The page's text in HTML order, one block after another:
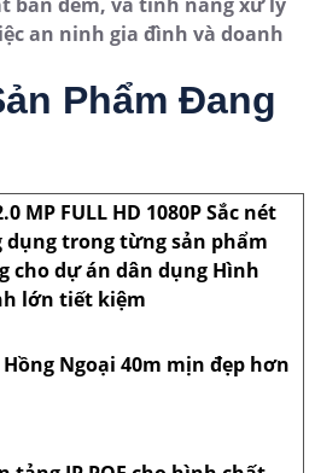
an ninh gia đình và doanh
Phẩm Đang
MP FULL HD 1080P Sắc nét
dụng trong từng sản phẩm
cho dự án dân dụng Hình
lớn tiết kiệm
Ngoại 40m mịn đẹp hơn